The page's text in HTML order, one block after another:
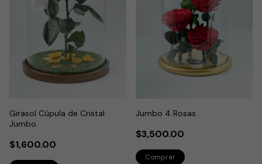
Girasol Cúpula de Cristal
Jumbo
$1,600.00
Jumbo 4 Rosas
$3,500.00